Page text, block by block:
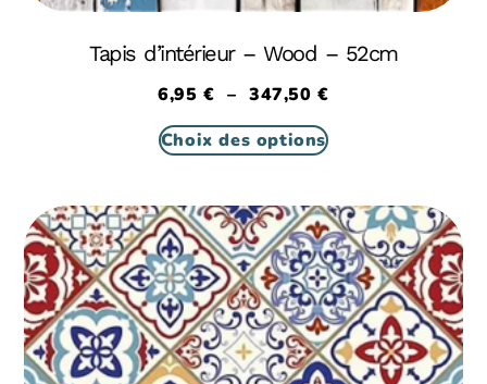
Tapis d’intérieur – Wood – 52cm
6,95€ – 347,50€
Choix des options